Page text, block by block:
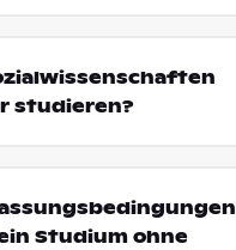
studieren?
Studium ohne